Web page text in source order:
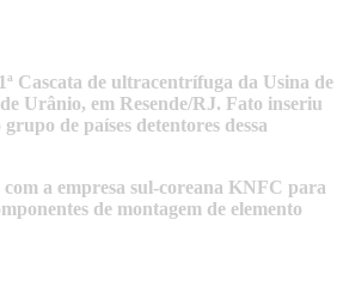
Cascata de ultracentrífuga da Usina de
Urânio, em Resende/RJ. Fato inseriu
de países detentores dessa
a empresa sul-coreana KNFC para
de montagem de elemento